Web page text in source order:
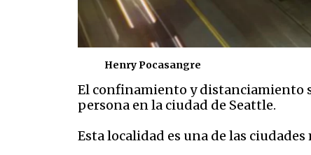
Henry Pocasangre
El confinamiento y distanciamiento
persona en la ciudad de Seattle.
Esta localidad es una de las